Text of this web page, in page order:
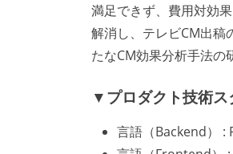
満足できず、費用対効
解消し、テレビCM出稿
たなCM効果分析手法の
▼プロダクト技術ス
言語（Backend） :